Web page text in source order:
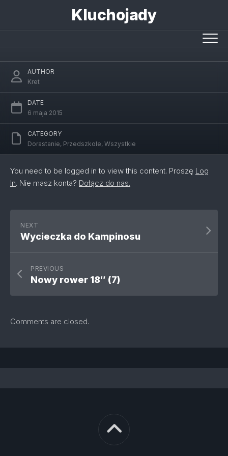
Kluchojady
AUTHOR
Kret
DATE
6 maja 2015
CATEGORY
Dorastanie, Przedszkole, Wszystkie
You need to be logged in to view this content. Proszę Log
In. Nie masz konta? Dołącz do nas.
NEXT
Wycieczka do Kampinosu
PREVIOUS
Nowy rower 18″ (7)
Comments are closed.